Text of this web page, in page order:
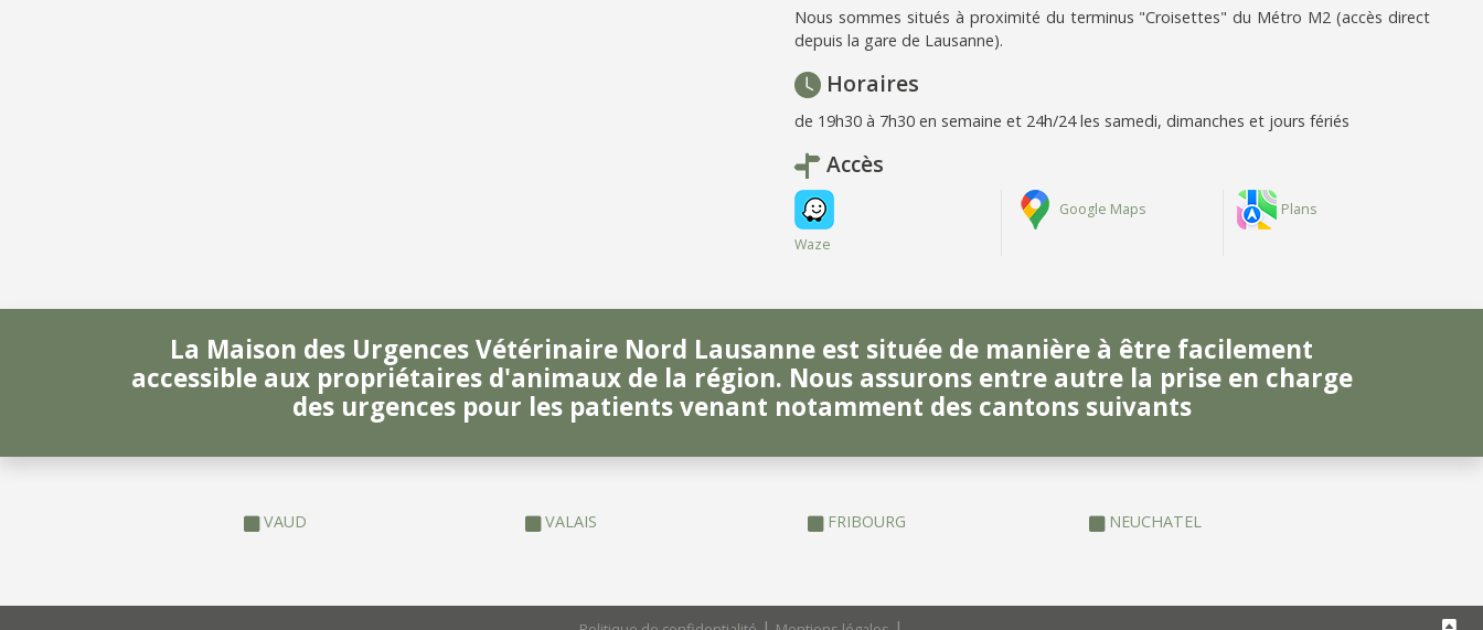
Nous sommes situés à proximité du terminus "Croisettes" du Métro M2 (accès direct
depuis la gare de Lausanne).
Horaires
de 19h30 à 7h30 en semaine et 24h/24 les samedi, dimanches et jours fériés
Accès
Waze
Google Maps Plans
La Maison des Urgences Vétérinaire Nord Lausanne est située de manière à être facilement
accessible aux propriétaires d'animaux de la région. Nous assurons entre autre la prise en charge
des urgences pour les patients venant notamment des cantons suivants
VAUD VALAIS FRIBOURG NEUCHATEL